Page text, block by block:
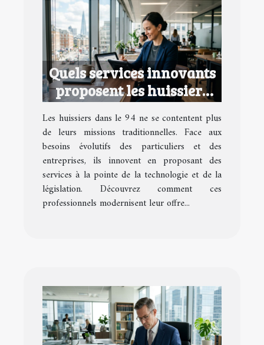
Quels services innovants
proposent les huissiers
dans le 94 ?
Les huissiers dans le 94 ne se contentent plus
de leurs missions traditionnelles. Face aux
besoins évolutifs des particuliers et des
entreprises, ils innovent en proposant des
services à la pointe de la technologie et de la
législation. Découvrez comment ces
professionnels modernisent leur offre...